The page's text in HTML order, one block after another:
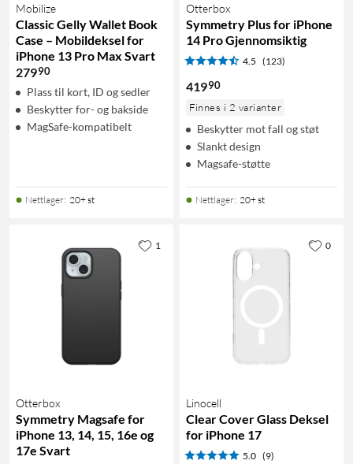
Mobilize
Classic Gelly Wallet Book
Case – Mobildeksel for
iPhone 13 Pro Max Svart
27990
Plass til kort, ID og sedler
Beskytter for- og bakside
MagSafe-kompatibelt
Nettlager: 20+ st
Otterbox
Symmetry Plus for iPhone
14 Pro Gjennomsiktig
4.5 (123)
41990
Finnes i 2 varianter
Beskytter mot fall og støt
Slankt design
Magsafe-støtte
Nettlager: 20+ st
Otterbox
Symmetry Magsafe for
iPhone 13, 14, 15, 16e og
17e Svart
1
Linocell
Clear Cover Glass Deksel
for iPhone 17
5.0 (9)
0